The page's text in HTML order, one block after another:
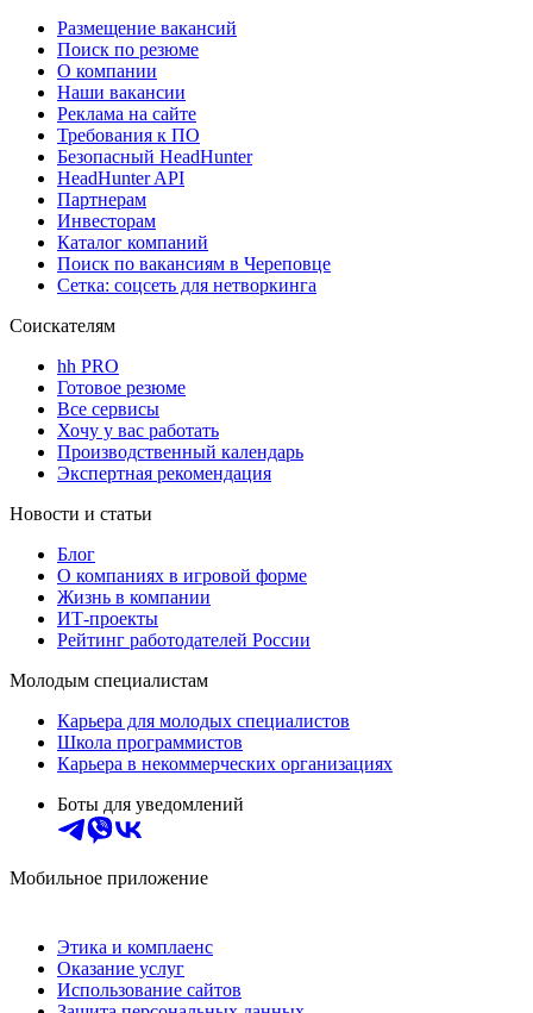
Размещение вакансий
Поиск по резюме
О компании
Наши вакансии
Реклама на сайте
Требования к ПО
Безопасный HeadHunter
HeadHunter API
Партнерам
Инвесторам
Каталог компаний
Поиск по вакансиям в Череповце
Сетка: соцсеть для нетворкинга
Соискателям
hh PRO
Готовое резюме
Все сервисы
Хочу у вас работать
Производственный календарь
Экспертная рекомендация
Новости и статьи
Блог
О компаниях в игровой форме
Жизнь в компании
ИТ-проекты
Рейтинг работодателей России
Молодым специалистам
Карьера для молодых специалистов
Школа программистов
Карьера в некоммерческих организациях
Боты для уведомлений
Мобильное приложение
Этика и комплаенс
Оказание услуг
Использование сайтов